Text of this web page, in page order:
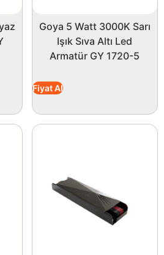
Goya 5 Watt 3000K Sarı
Işık Sıva Altı Led
Armatür GY 1720-5
Fiyat Al